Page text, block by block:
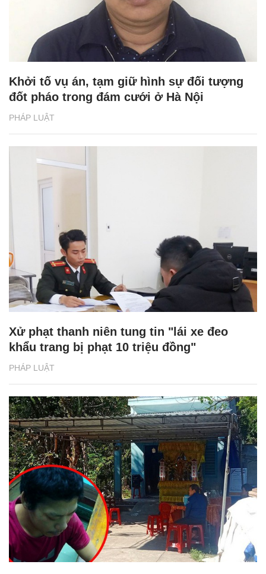
PHÁP LUẬT
Khởi tố vụ án, tạm giữ hình sự đối tượng
đốt pháo trong đám cưới ở Hà Nội
PHÁP LUẬT
Xử phạt thanh niên tung tin "lái xe đeo
khẩu trang bị phạt 10 triệu đồng"